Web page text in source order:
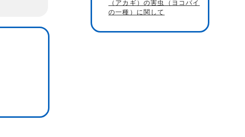
（アカギ）の害虫（ヨコバイ
の一種）に関して